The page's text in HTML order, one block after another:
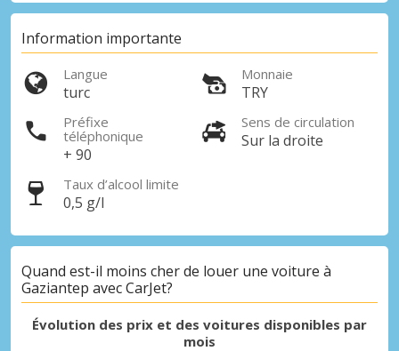
Accédez à toutes vos réservations en un
seul endroit
Information importante
Langue
turc
Monnaie
TRY
Préfixe
téléphonique
+ 90
Sens de circulation
Sur la droite
Taux d’alcool limite
0,5 g/l
Quand est-il moins cher de louer une voiture à
Gaziantep avec CarJet?
Évolution des prix et des voitures disponibles par
mois